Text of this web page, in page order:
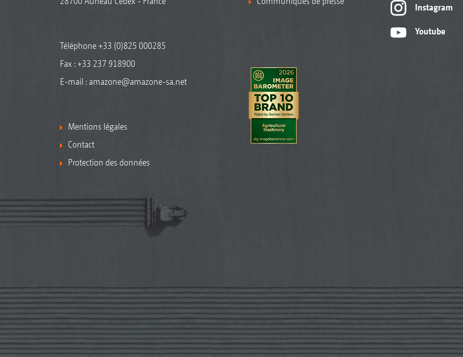
Téléphone+33 (0)825 000285
Fax : +33 237 918900
E-mail : amazone@amazone-sa.net
Mentions légales
Contact
Protection des données
Instagram
Youtube